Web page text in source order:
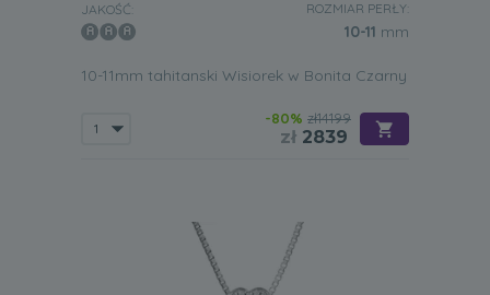
JAKOŚĆ: ROZMIAR PERŁY:
10-11 mm
10-11mm tahitanski Wisiorek w Bonita Czarny
-80% zł14199
zł 2839